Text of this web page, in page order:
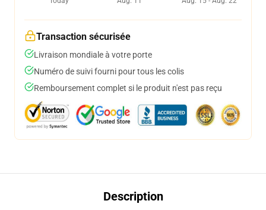
Transaction sécurisée
Livraison mondiale à votre porte
Numéro de suivi fourni pour tous les colis
Remboursement complet si le produit n'est pas reçu
Description